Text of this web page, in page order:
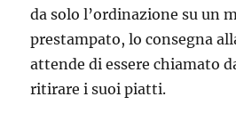
da solo l’ordinazione su un
prestampato, lo consegna
attende di essere chiamato
ritirare i suoi piatti.